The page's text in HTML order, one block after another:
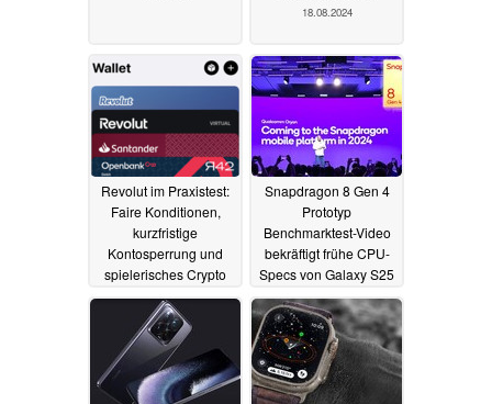
18.08.2024
Revolut im Praxistest:
Faire Konditionen,
kurzfristige
Kontosperrung und
spielerisches Crypto
14.05.2024
Snapdragon 8 Gen 4
Prototyp
Benchmarktest-Video
bekräftigt frühe CPU-
Specs von Galaxy S25
Ultra, Xiaomi 15 und
Co.30.04.2024